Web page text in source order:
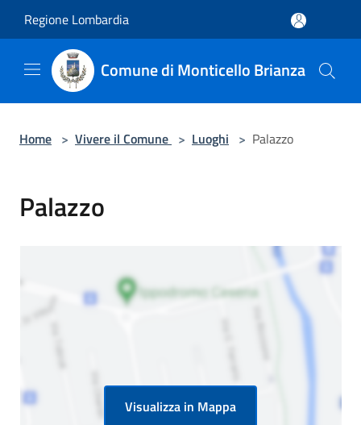
Regione Lombardia
Comune di Monticello Brianza
Home > Vivere il Comune > Luoghi > Palazzo
Palazzo
Visualizza in Mappa